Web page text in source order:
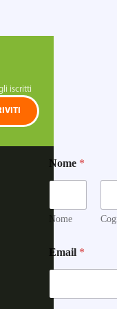
iscritti
o
m
Q
u
t
i
à
Nome *
Nome
Email *